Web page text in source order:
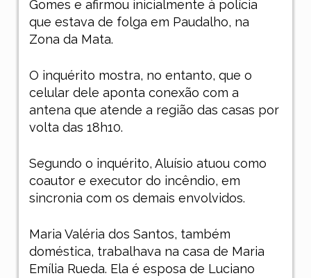
Gomes e afirmou inicialmente à polícia
que estava de folga em Paudalho, na
Zona da Mata.
O inquérito mostra, no entanto, que o
celular dele aponta conexão com a
antena que atende a região das casas por
volta das 18h10.
Segundo o inquérito, Aluísio atuou como
coautor e executor do incêndio, em
sincronia com os demais envolvidos.
Maria Valéria dos Santos, também
doméstica, trabalhava na casa de Maria
Emília Rueda. Ela é esposa de Luciano